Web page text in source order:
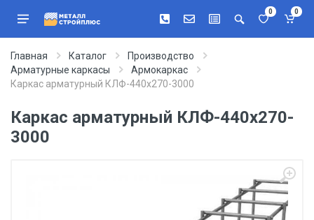
0 0
Главная Каталог
Производство
Арматурные каркасы
Армокаркас
Каркас арматурный КЛФ-440х270-3000
Каркас арматурный КЛФ-440х270-
3000